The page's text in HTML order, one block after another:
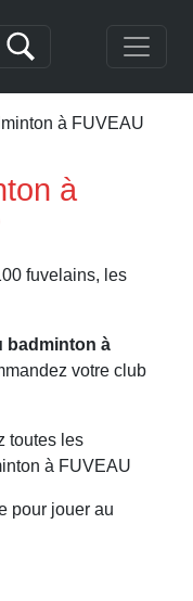
à FUVEAU
à
fuvelains, les
badminton à
votre club
toutes les
à FUVEAU
pour jouer au